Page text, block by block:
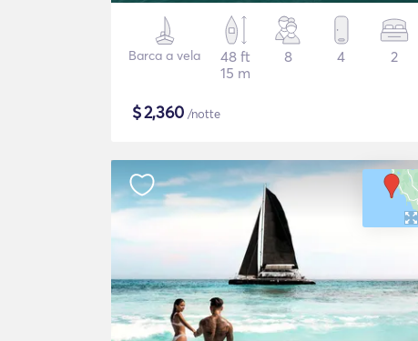
Barca a vela
48 ft
15 m
8 4 2
$2,360 /notte